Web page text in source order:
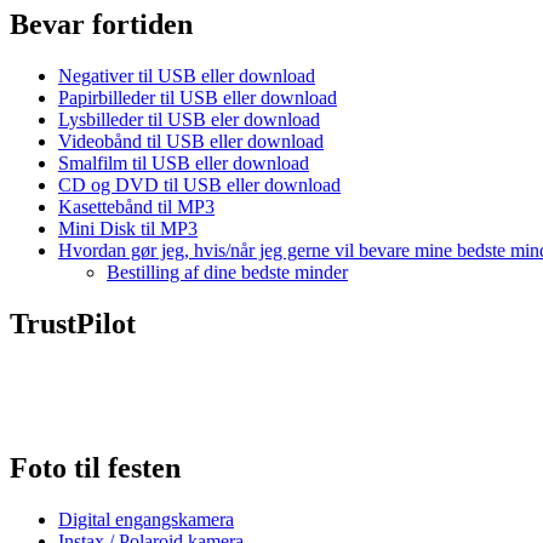
Bevar fortiden
Negativer til USB eller download
Papirbilleder til USB eller download
Lysbilleder til USB eler download
Videobånd til USB eller download
Smalfilm til USB eller download
CD og DVD til USB eller download
Kasettebånd til MP3
Mini Disk til MP3
Hvordan gør jeg, hvis/når jeg gerne vil bevare mine bedste
Bestilling af dine bedste minder
TrustPilot
Foto til festen
Digital engangskamera